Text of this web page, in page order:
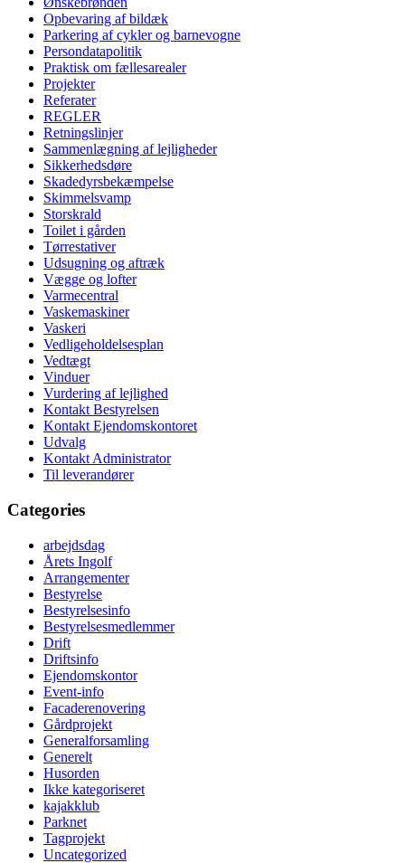
Opbevaring af bildæk
Parkering af cykler og barnevogne
Persondatapolitik
Praktisk om fællesarealer
Projekter
Referater
REGLER
Retningslinjer
Sammenlægning af lejligheder
Sikkerhedsdøre
Skadedyrsbekæmpelse
Skimmelsvamp
Storskrald
Toilet i gården
Tørrestativer
Udsugning og aftræk
Vægge og lofter
Varmecentral
Vaskemaskiner
Vaskeri
Vedligeholdelsesplan
Vedtægt
Vinduer
Vurdering af lejlighed
Kontakt Bestyrelsen
Kontakt Ejendomskontoret
Udvalg
Kontakt Administrator
Til leverandører
Categories
arbejdsdag
Årets Ingolf
Arrangementer
Bestyrelse
Bestyrelsesinfo
Bestyrelsesmedlemmer
Drift
Driftsinfo
Ejendomskontor
Event-info
Facaderenovering
Gårdprojekt
Generalforsamling
Generelt
Husorden
Ikke kategoriseret
kajakklub
Parknet
Tagprojekt
Uncategorized